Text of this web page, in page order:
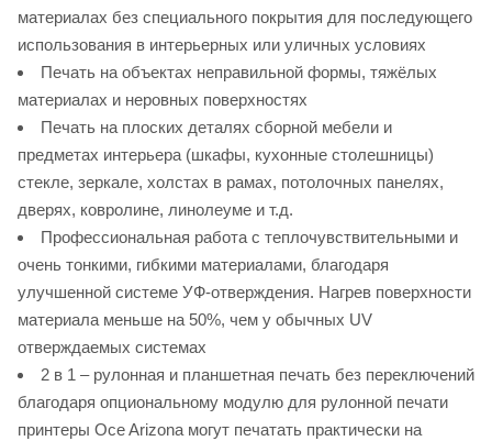
материалах без специального покрытия для последующего
использования в интерьерных или уличных условиях
Печать на объектах неправильной формы, тяжёлых
материалах и неровных поверхностях
Печать на плоских деталях сборной мебели и
предметах интерьера (шкафы, кухонные столешницы)
стекле, зеркале, холстах в рамах, потолочных панелях,
дверях, ковролине, линолеуме и т.д.
Профессиональная работа с теплочувствительными и
очень тонкими, гибкими материалами, благодаря
улучшенной системе УФ-отверждения. Нагрев поверхности
материала меньше на 50%, чем у обычных UV
отверждаемых системах
2 в 1 – рулонная и планшетная печать без переключений
благодаря опциональному модулю для рулонной печати
принтеры Oce Arizona могут печатать практически на